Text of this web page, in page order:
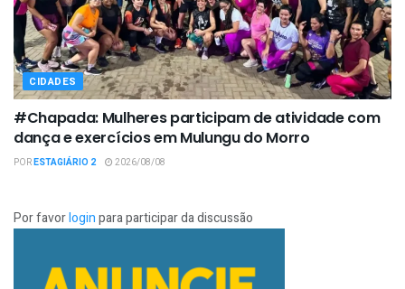
CIDADES
#Chapada: Mulheres participam de atividade com
dança e exercícios em Mulungu do Morro
PORESTAGIÁRIO 2 2026/08/08
Por favorloginpara participar da discussão